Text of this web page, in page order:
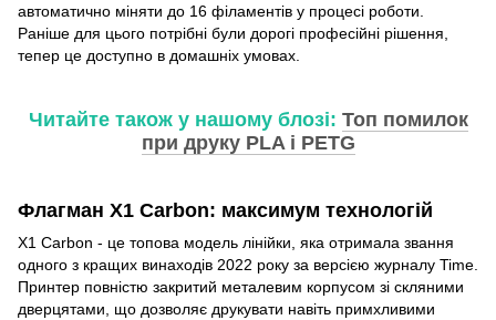
автоматично міняти до 16 філаментів у процесі роботи.
Раніше для цього потрібні були дорогі професійні рішення,
тепер це доступно в домашніх умовах.
Читайте також у нашому блозі: Топ помилок
при друку PLA і PETG
Флагман X1 Carbon: максимум технологій
X1 Carbon - це топова модель лінійки, яка отримала звання
одного з кращих винаходів 2022 року за версією журналу Time.
Принтер повністю закритий металевим корпусом зі скляними
дверцятами, що дозволяє друкувати навіть примхливими